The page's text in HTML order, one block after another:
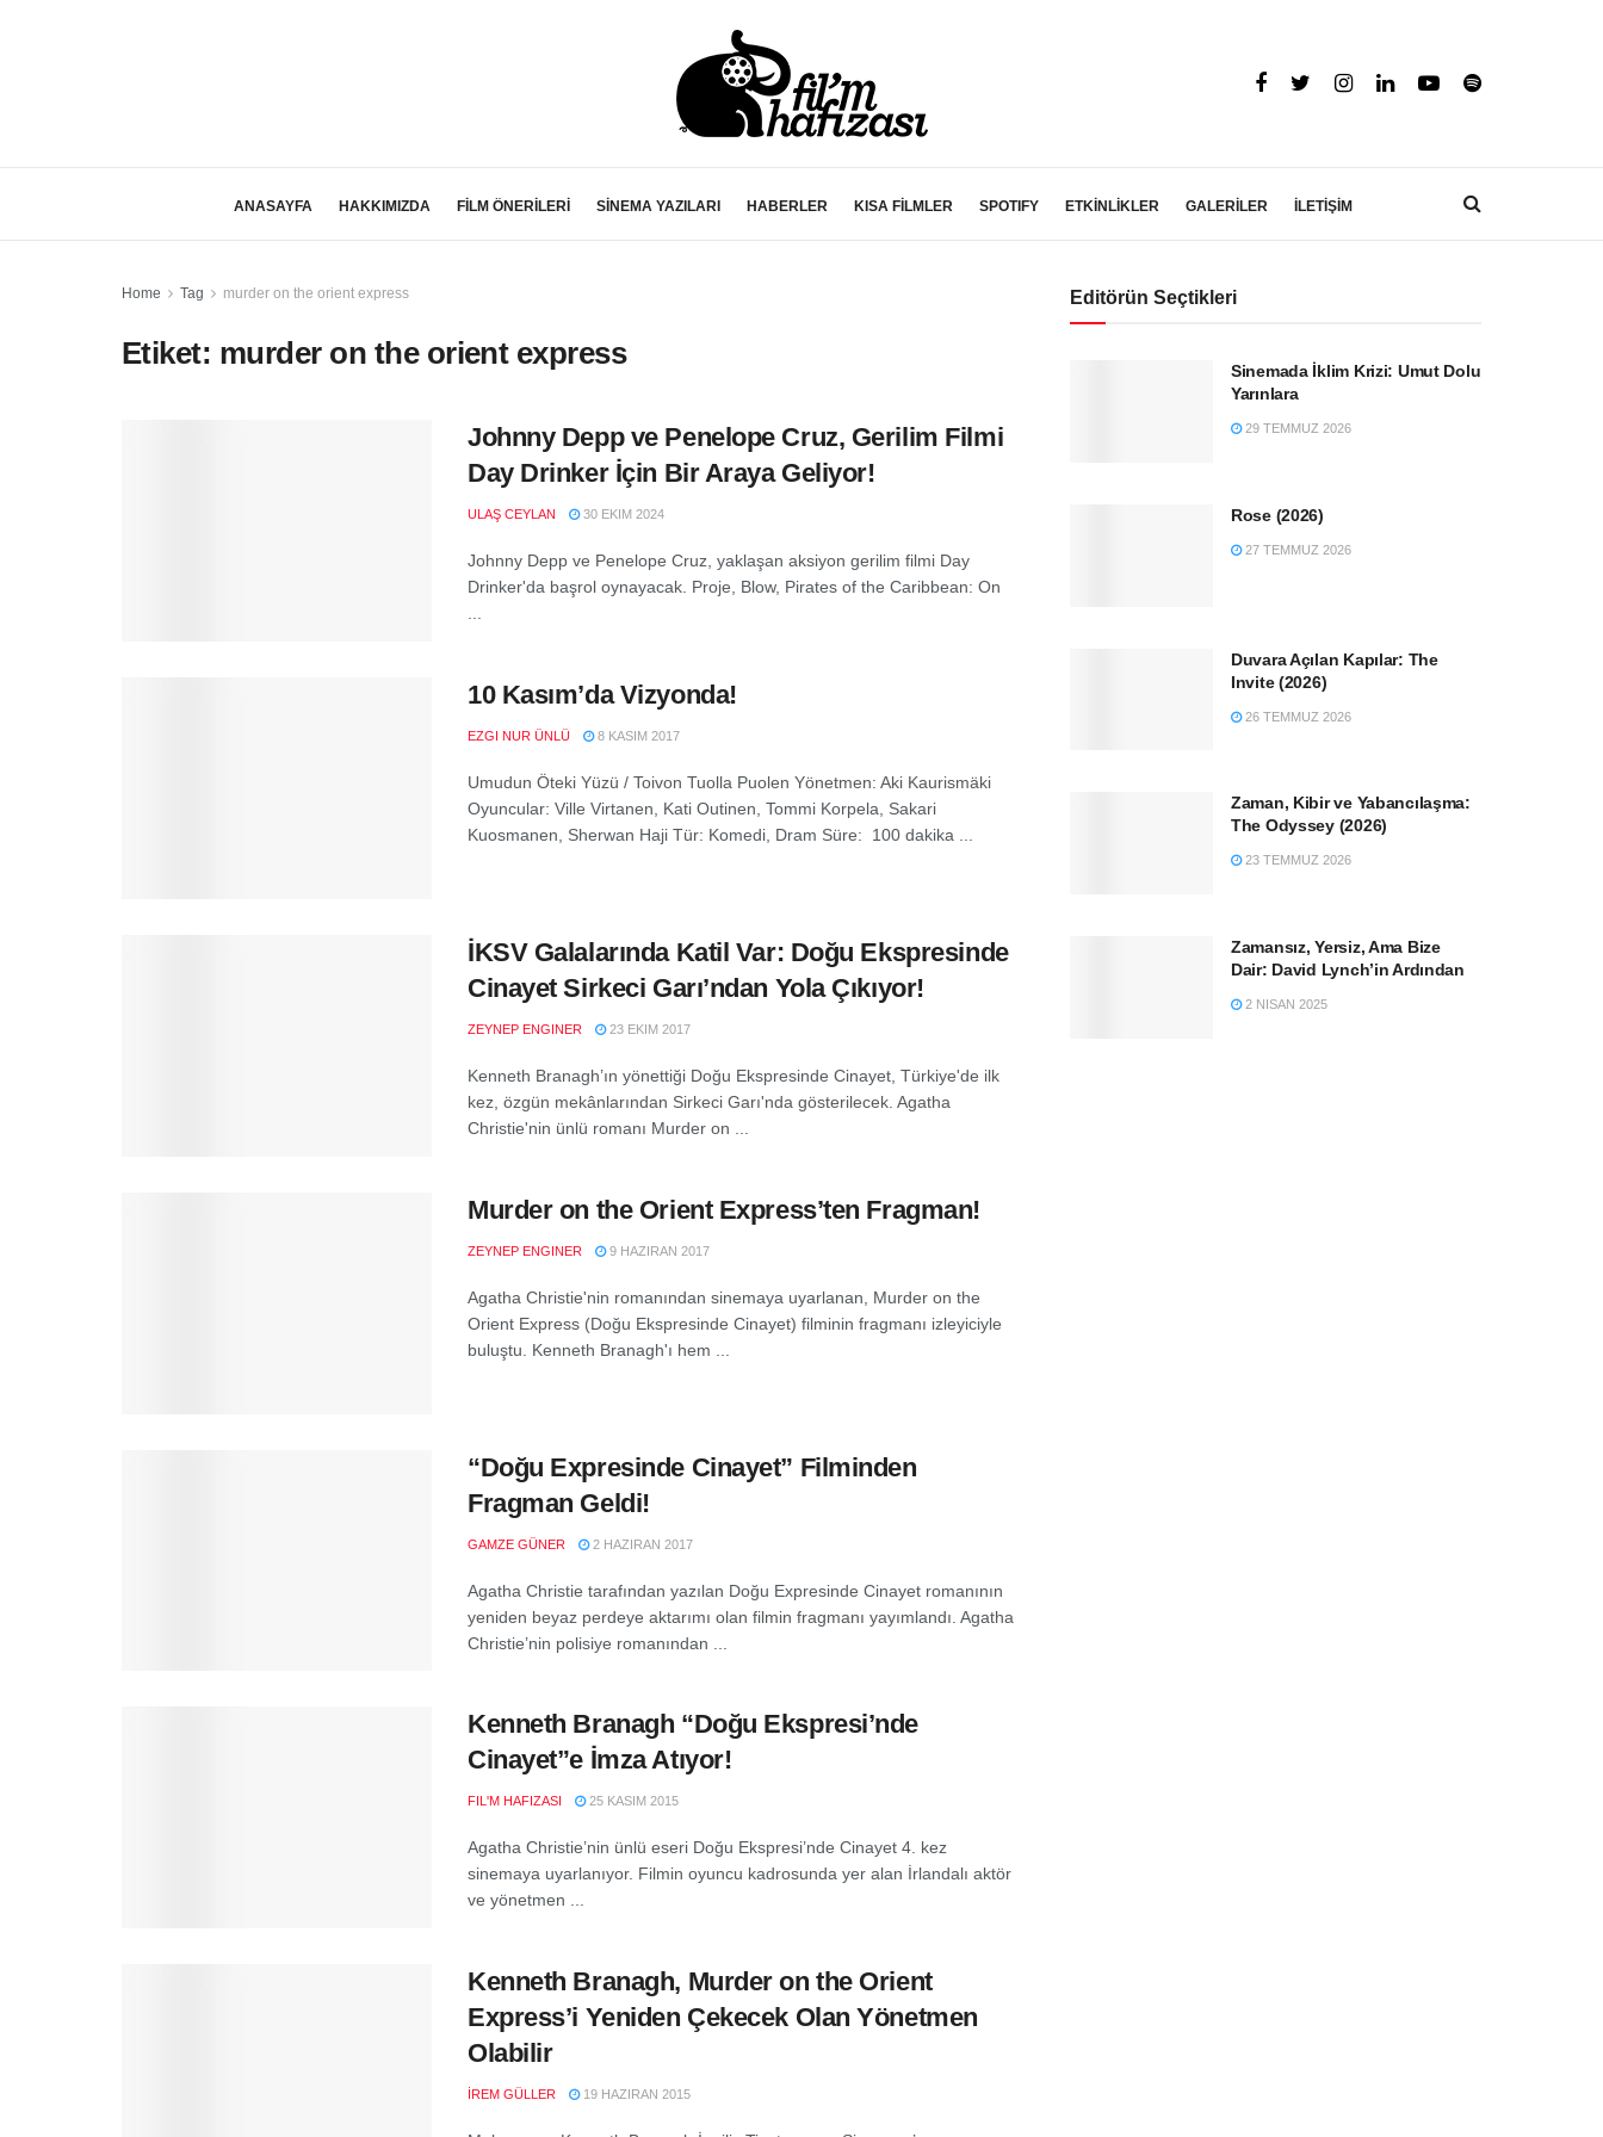
ANASAYFA HAKKIMIZDA FİLM ÖNERİLERİ SİNEMA YAZILARI HABERLER KISA FİLMLER SPOTIFY ETKİNLİKLER GALERİLER İLETİŞİM
Home Tag murder on the orient express
Etiket: murder on the orient express
Johnny Depp ve Penelope Cruz, Gerilim Filmi
Day Drinker İçin Bir Araya Geliyor!
ULAŞ CEYLAN 30 EKIM 2024
Johnny Depp ve Penelope Cruz, yaklaşan aksiyon gerilim filmi Day
Drinker'da başrol oynayacak. Proje, Blow, Pirates of the Caribbean: On
10 Kasım’da Vizyonda!
EZGI NUR ÜNLÜ 8 KASIM 2017
Umudun Öteki Yüzü / Toivon Tuolla Puolen Yönetmen: Aki Kaurismäki
Oyuncular: Ville Virtanen, Kati Outinen, Tommi Korpela, Sakari
Kuosmanen, Sherwan Haji Tür: Komedi, Dram Süre: 100 dakika ...
İKSV Galalarında Katil Var: Doğu Ekspresinde
Cinayet Sirkeci Garı’ndan Yola Çıkıyor!
ZEYNEP ENGINER 23 EKIM 2017
Kenneth Branagh’ın yönettiği Doğu Ekspresinde Cinayet, Türkiye'de ilk
kez, özgün mekânlarından Sirkeci Garı'nda gösterilecek. Agatha
Christie'nin ünlü romanı Murder on ...
Murder on the Orient Express’ten Fragman!
ZEYNEP ENGINER 9 HAZIRAN 2017
Agatha Christie'nin romanından sinemaya uyarlanan, Murder on the
Orient Express (Doğu Ekspresinde Cinayet) filminin fragmanı izleyiciyle
buluştu. Kenneth Branagh'ı hem ...
“Doğu Expresinde Cinayet” Filminden
Fragman Geldi!
GAMZE GÜNER 2 HAZIRAN 2017
Agatha Christie tarafından yazılan Doğu Expresinde Cinayet romanının
yeniden beyaz perdeye aktarımı olan filmin fragmanı yayımlandı. Agatha
Christie’nin polisiye romanından ...
Kenneth Branagh “Doğu Ekspresi’nde
Cinayet”e İmza Atıyor!
FIL'M HAFIZASI 25 KASIM 2015
Agatha Christie’nin ünlü eseri Doğu Ekspresi’nde Cinayet 4. kez
sinemaya uyarlanıyor. Filmin oyuncu kadrosunda yer alan İrlandalı aktör
ve yönetmen ...
Kenneth Branagh, Murder on the Orient
Express’i Yeniden Çekecek Olan Yönetmen
Olabilir
İREM GÜLLER 19 HAZIRAN 2015
Editörün Seçtikleri
Sinemada İklim Krizi: Umut Dolu
Yarınlara
29 TEMMUZ 2026
Rose (2026)
27 TEMMUZ 2026
Duvara Açılan Kapılar: The
Invite (2026)
26 TEMMUZ 2026
Zaman, Kibir ve Yabancılaşma:
The Odyssey (2026)
23 TEMMUZ 2026
Zamansız, Yersiz, Ama Bize
Dair: David Lynch’in Ardından
2 NISAN 2025